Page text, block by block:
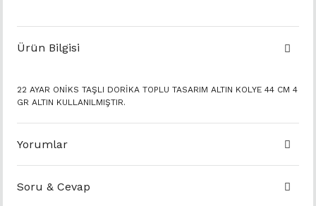
Ürün Bilgisi
22 AYAR ONİKS TAŞLI DORİKA TOPLU TASARIM ALTIN KOLYE 44 CM 4
GR ALTIN KULLANILMIŞTIR.
Yorumlar
Soru & Cevap